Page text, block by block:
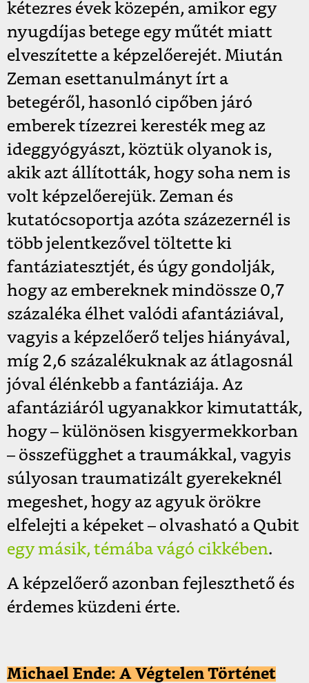
kétezres évek közepén, amikor egy
nyugdíjas betege egy műtét miatt
elveszítette a képzelőerejét. Miután
Zeman esettanulmányt írt a
betegéről, hasonló cipőben járó
emberek tízezrei keresték meg az
ideggyógyászt, köztük olyanok is,
akik azt állították, hogy soha nem is
volt képzelőerejük. Zeman és
kutatócsoportja azóta százezernél is
több jelentkezővel töltette ki
fantáziatesztjét, és úgy gondolják,
hogy az embereknek mindössze 0,7
százaléka élhet valódi afantáziával,
vagyis a képzelőerő teljes hiányával,
míg 2,6 százalékuknak az átlagosnál
jóval élénkebb a fantáziája. Az
afantáziáról ugyanakkor kimutatták,
hogy – különösen kisgyermekkorban
– összefügghet a traumákkal, vagyis
súlyosan traumatizált gyerekeknél
megeshet, hogy az agyuk örökre
elfelejti a képeket – olvasható a Qubit
egy másik, témába vágó cikkében.
A képzelőerő azonban fejleszthető és
érdemes küzdeni érte.
Michael Ende: A Végtelen Történet